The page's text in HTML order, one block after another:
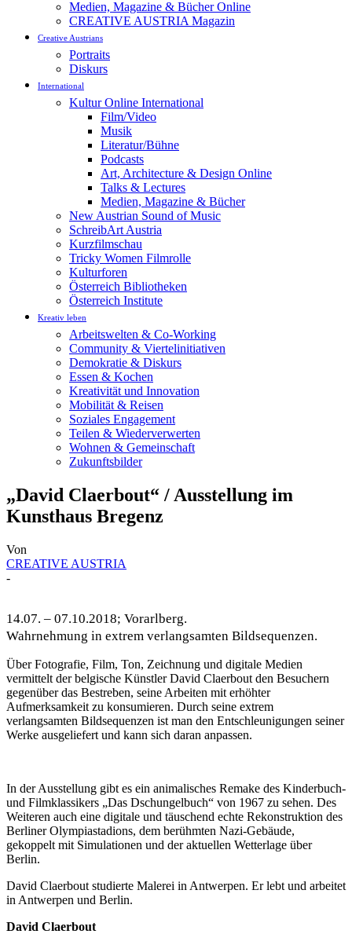
Medien, Magazine & Bücher Online
CREATIVE AUSTRIA Magazin
Creative Austrians
Portraits
Diskurs
International
Kultur Online International
Film/Video
Musik
Literatur/Bühne
Podcasts
Art, Architecture & Design Online
Talks & Lectures
Medien, Magazine & Bücher
New Austrian Sound of Music
SchreibArt Austria
Kurzfilmschau
Tricky Women Filmrolle
Kulturforen
Österreich Bibliotheken
Österreich Institute
Kreativ leben
Arbeitswelten & Co-Working
Community & Viertelinitiativen
Demokratie & Diskurs
Essen & Kochen
Kreativität und Innovation
Mobilität & Reisen
Soziales Engagement
Teilen & Wiederverwerten
Wohnen & Gemeinschaft
Zukunftsbilder
„David Claerbout“ / Ausstellung im
Kunsthaus Bregenz
Von
CREATIVE AUSTRIA
-
14.07. – 07.10.2018; Vorarlberg.
Wahrnehmung in extrem verlangsamten Bildsequenzen.
Über Fotografie, Film, Ton, Zeichnung und digitale Medien
vermittelt der belgische Künstler David Claerbout den Besuchern
gegenüber das Bestreben, seine Arbeiten mit erhöhter
Aufmerksamkeit zu konsumieren. Durch seine extrem
verlangsamten Bildsequenzen ist man den Entschleunigungen seiner
Werke ausgeliefert und kann sich daran anpassen.
In der Ausstellung gibt es ein animalisches Remake des Kinderbuch-
und Filmklassikers „Das Dschungelbuch“ von 1967 zu sehen. Des
Weiteren auch eine digitale und täuschend echte Rekonstruktion des
Berliner Olympiastadions, dem berühmten Nazi-Gebäude,
gekoppelt mit Simulationen und der aktuellen Wetterlage über
Berlin.
David Claerbout studierte Malerei in Antwerpen. Er lebt und arbeitet
in Antwerpen und Berlin.
David Claerbout